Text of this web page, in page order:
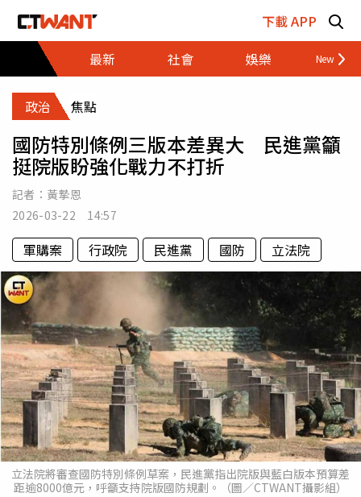
下載 APP
最新
社會 娛樂 財經
政治 焦點
國防特別條例三版本差異大 民進黨籲
挺院版盼強化戰力不打折
記者： 黃摯恩
2026-03-22 14:57
軍購案 行政院 民進黨 國防 立法院
立法院將審查國防特別條例草案，民進黨指出院版與藍白版本預算差
距逾8000億元，呼籲支持院版國防規劃。（圖／CTWANT攝影組）